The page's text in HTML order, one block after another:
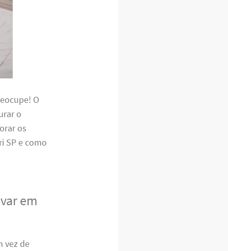
O
o
os
SP e como
em
vez de